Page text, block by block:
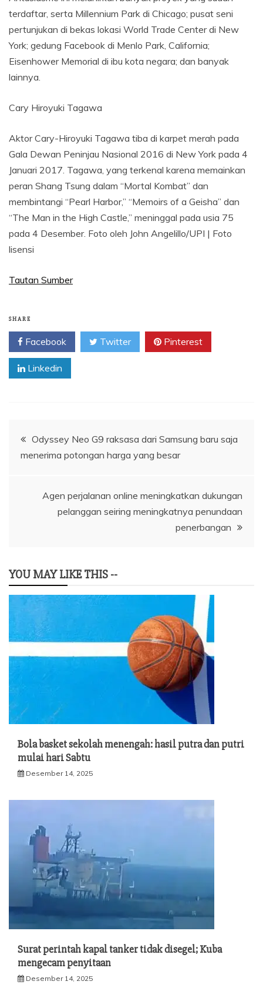
terdaftar, serta Millennium Park di Chicago; pusat seni
pertunjukan di bekas lokasi World Trade Center di New
York; gedung Facebook di Menlo Park, California;
Eisenhower Memorial di ibu kota negara; dan banyak
lainnya.
Cary Hiroyuki Tagawa
Aktor Cary-Hiroyuki Tagawa tiba di karpet merah pada
Gala Dewan Peninjau Nasional 2016 di New York pada 4
Januari 2017. Tagawa, yang terkenal karena memainkan
peran Shang Tsung dalam “Mortal Kombat” dan
membintangi “Pearl Harbor,” “Memoirs of a Geisha” dan
“The Man in the High Castle,” meninggal pada usia 75
pada 4 Desember. Foto oleh John Angelillo/UPI | Foto
lisensi
Tautan Sumber
SHARE
Facebook Twitter Pinterest
Linkedin
Navigasi
Odyssey Neo G9 raksasa dari Samsung baru saja
menerima potongan harga yang besar
Agen perjalanan online meningkatkan dukungan
pelanggan seiring meningkatnya penundaan
penerbangan
YOU MAY LIKE THIS --
Bola basket sekolah menengah: hasil putra dan putri
mulai hari Sabtu
Desember 14, 2025
Surat perintah kapal tanker tidak disegel; Kuba
mengecam penyitaan
Desember 14, 2025